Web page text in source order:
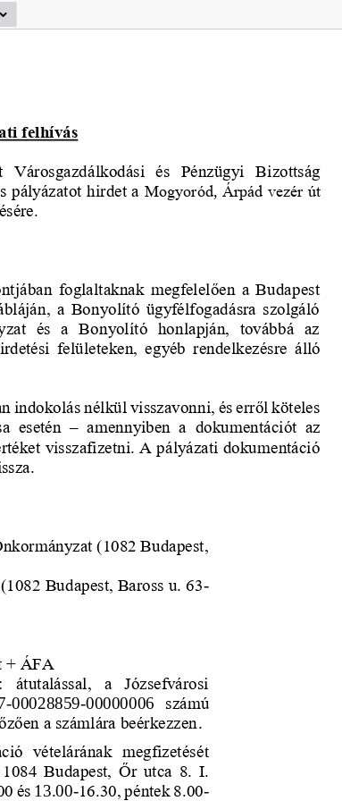
felhívás
Városgazdálkodási  és  Pénzügyi  Bizottság
pályázatot hirdet a Mogyoród Árpád vezér út
foglaltaknak  megfelelően a  Budapest
a  Bonyolító  ügyfélfogadásra  szolgáló
és  a  Bonyolító  honlapján,  továbbá  az
felületeken,  egyéb  rendelkezésre  álló
indokolás nélkül visszavonni, és erről köteles
esetén – amennyiben  a  dokumentációt  az
visszafizetni. A pályázati dokumentáció
(1082 Budapest,
Budapest, Baross u. 63-
+ ÁFA
:
átutalással,  a  Józsefvárosi
-00028859-00000006
számú
a számlára beérkezzen
vételárának  megfizetését
Budapest,  Őr  utca  8.  I.
és 13.00-16.30, péntek 8.00-